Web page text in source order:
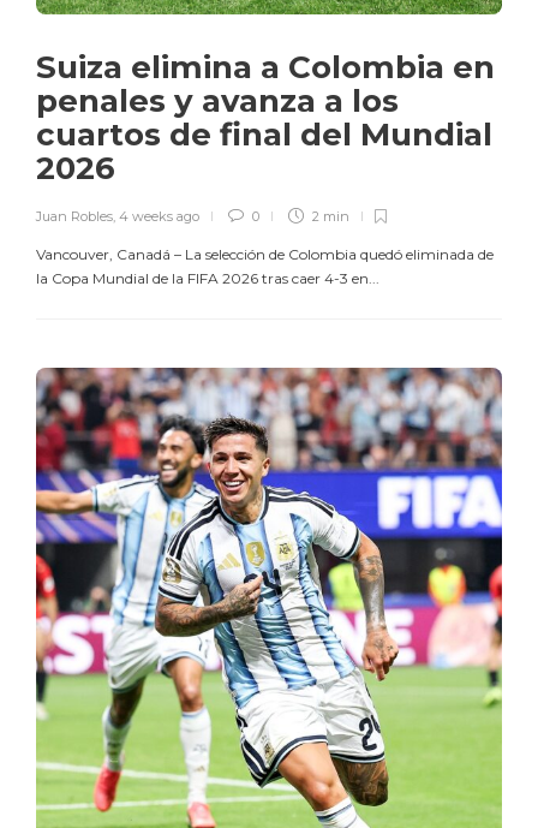
Suiza elimina a Colombia en
penales y avanza a los
cuartos de final del Mundial
2026
Juan Robles, 4 weeks ago 0 2 min
Vancouver, Canadá – La selección de Colombia quedó eliminada de
la Copa Mundial de la FIFA 2026 tras caer 4-3 en...